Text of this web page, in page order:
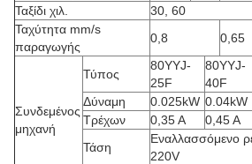
Ταξίδι χιλ.
30, 60
Ταχύτητα mm/s
παραγωγής
0,8 0,65
Συνδεμένος
μηχανή
Τύπος
80YYJ-
25F
80YYJ-
40F
Δύναμη
0.025kW 0.04kW
Τρέχων
0,35 Α 0,45 Α
Τάση
Εναλλασσόμενο
220V